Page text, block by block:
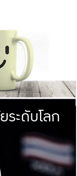
ให้กับประชาชน
มหาวิทยา
พร้อมที่จ
ผลักดันในการใช้ระบบส
เพื่อการทำงานแ
ระดับโลก